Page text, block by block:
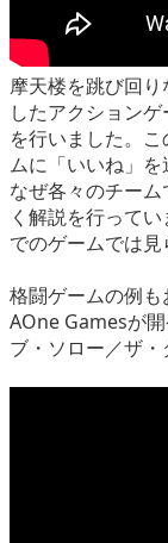
摩天楼を跳び回
したアクション
を行いました。
ムに「いいね」
なぜ各々のチー
く解説を行って
でのゲームでは見
格闘ゲームの例も
AOne Gamesが
ブ・ソロー／ザ・